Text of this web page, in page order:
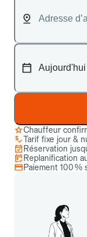
Chauffeur
Tarif fixe jour &
Réservation
Replanification
Paiement 100 %